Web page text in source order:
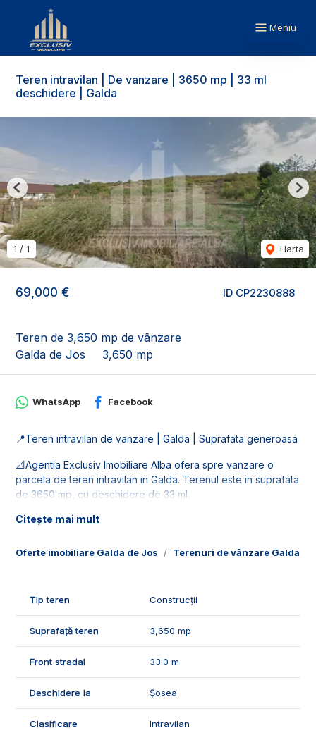
Meniu
Teren intravilan | De vanzare | 3650 mp | 33 ml
deschidere | Galda
ID CP2230888
69,000 €
Teren de 3,650 mp de vânzare
Galda de Jos
3,650 mp
1 / 1 Harta
Previous
Oferte imobiliare Galda de Jos Terenuri de vânzare Galda de
WhatsApp Facebook
📍Teren intravilan de vanzare | Galda | Suprafata generoasa
📐Agentia Exclusiv Imobiliare Alba ofera spre vanzare o
parcela de teren intravilan in Galda. Terenul este in suprafata
de 3650 mp, cu deschidere de 33 ml.
🚰Dispune de retelele de utilitati: apa, gaz si curent.
🤝Recomandam acest teren pentru clientii care doresc o
vizionari, suntem disponibili pentru dumneavostra, Echipa
Exclusiv Imobiliare Alba!
Citește mai mult
Tip teren Construcții
Suprafață teren 3,650 mp
Front stradal 33.0 m
Deschidere la Șosea
Clasificare Intravilan